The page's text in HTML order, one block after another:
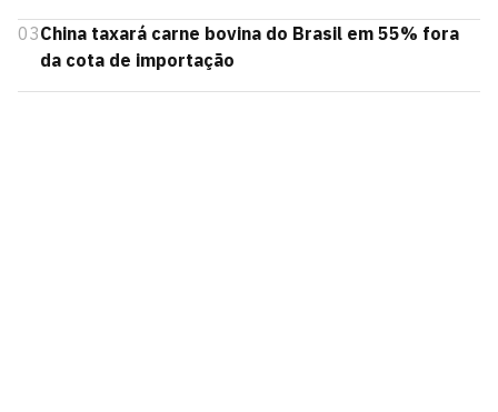
03China taxará carne bovina do Brasil em 55% fora
da cota de importação